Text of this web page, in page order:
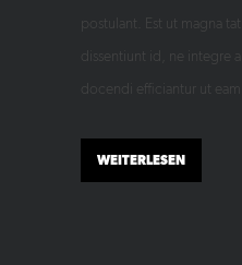
postulant. Est ut magna
dissentiunt id, ne integre
docendi efficiantur ut eam.
WEITERLESEN